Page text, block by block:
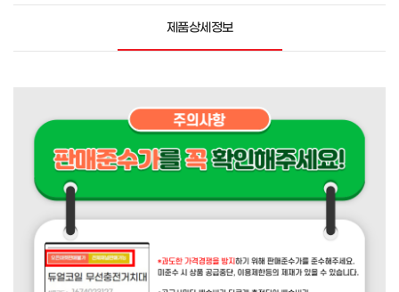
제품상세정보